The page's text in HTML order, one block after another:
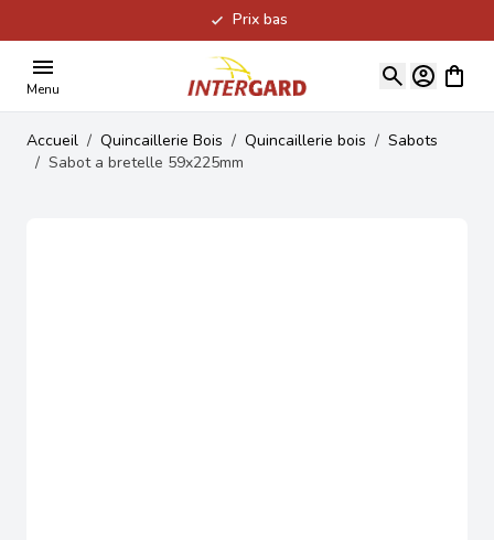
Prix bas
Menu
Voir
Accueil / Quincaillerie Bois / Quincaillerie bois / Sabots
/ Sabot a bretelle 59x225mm